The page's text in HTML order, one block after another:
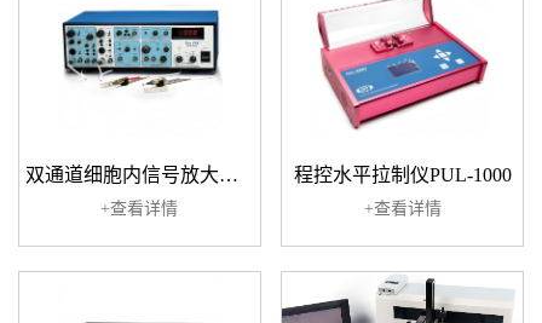
双通道细胞内信号放大器：DUO773
+查看详情
程控水平拉制仪PUL-1000
+查看详情